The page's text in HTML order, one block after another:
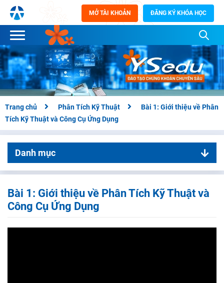
MỞ TÀI KHOẢN ĐĂNG KÝ KHÓA HỌC
Trang chủ Phân Tích Kỹ Thuật
Bài 1: Giới thiệu về Phân
Tích Kỹ Thuật và Công Cụ Ứng Dụng
Danh mục
01. Phân Tích Kỹ Thuật
Bài 1: Giới thiệu về Phân Tích Kỹ Thuật và Công Cụ Ứng
Dụng
Bài 1: Giới thiệu về Phân Tích Kỹ Thuật và
Công Cụ Ứng Dụng